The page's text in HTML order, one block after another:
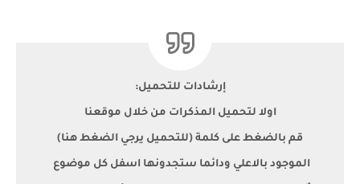
إرشادات للتحميل:
اولا لتحميل المذكرات من خلال موقعنا
قم بالضغط على كلمة (للتحميل يرجي الضغط هنا)
الموجود بالاعلي ودائما ستجدونها اسفل كل موضوع